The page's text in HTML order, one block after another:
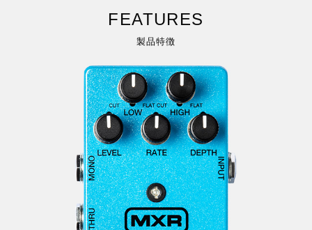
FEATURES
製品特徴